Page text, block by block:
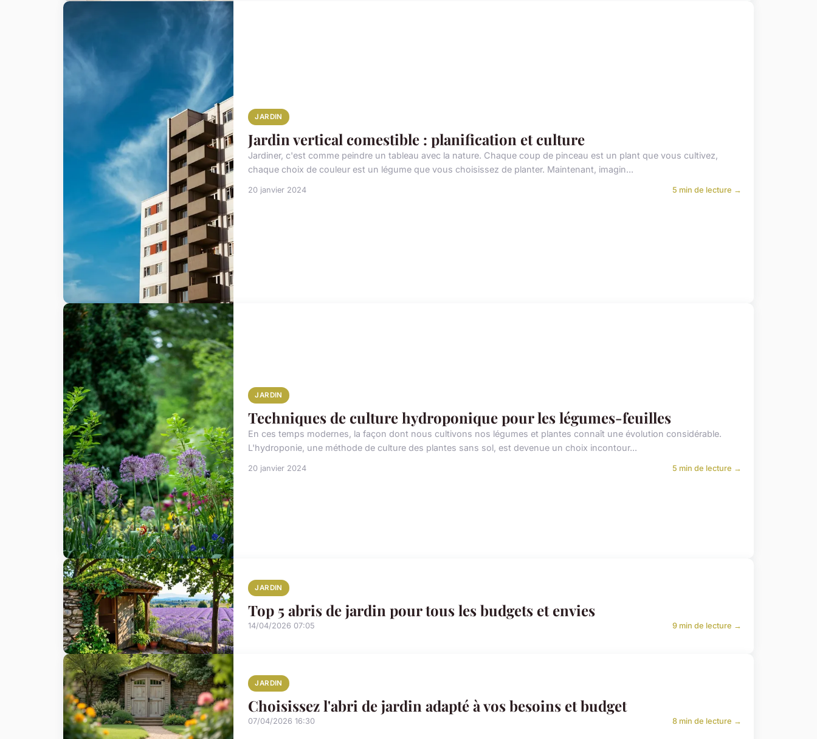
JARDIN
Jardin vertical comestible : planification et culture
Jardiner, c'est comme peindre un tableau avec la nature. Chaque coup de pinceau est un plant que vous cultivez,
chaque choix de couleur est un légume que vous choisissez de planter. Maintenant, imagin...
20 janvier 2024 5 min de lecture →
JARDIN
Techniques de culture hydroponique pour les légumes-feuilles
En ces temps modernes, la façon dont nous cultivons nos légumes et plantes connaît une évolution considérable.
L'hydroponie, une méthode de culture des plantes sans sol, est devenue un choix incontour...
20 janvier 2024 5 min de lecture →
JARDIN
Top 5 abris de jardin pour tous les budgets et envies
14/04/2026 07:05 9 min de lecture →
JARDIN
Choisissez l'abri de jardin adapté à vos besoins et budget
07/04/2026 16:30 8 min de lecture →